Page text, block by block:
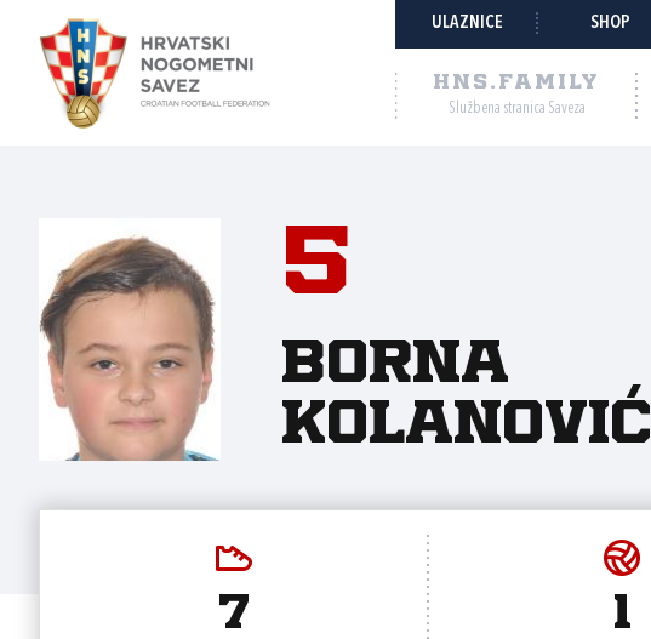
ULAZNICE SHOP
HNS.FAMILY
Službena stranica Saveza
5
Borna
Kolanović
7 1